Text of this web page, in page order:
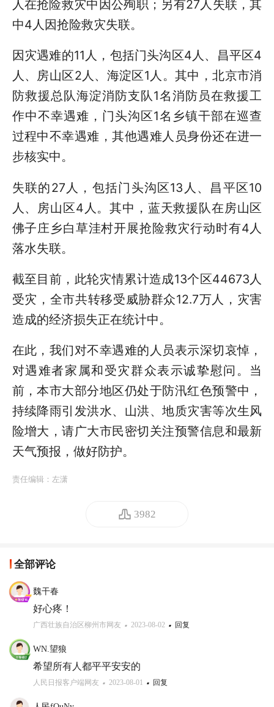
人在抢险救灾中因公殉职；另有27人失联，其
中4人因抢险救灾失联。
因灾遇难的11人，包括门头沟区4人、昌平区4
人、房山区2人、海淀区1人。其中，北京市消
防救援总队海淀消防支队1名消防员在救援工
作中不幸遇难，门头沟区1名乡镇干部在巡查
过程中不幸遇难，其他遇难人员身份还在进一
步核实中。
失联的27人，包括门头沟区13人、昌平区10
人、房山区4人。其中，蓝天救援队在房山区
佛子庄乡白草洼村开展抢险救灾行动时有4人
落水失联。
截至目前，此轮灾情累计造成13个区44673人
受灾，全市共转移受威胁群众12.7万人，灾害
造成的经济损失正在统计中。
在此，我们对不幸遇难的人员表示深切哀悼，
对遇难者家属和受灾群众表示诚挚慰问。当
前，本市大部分地区仍处于防汛红色预警中，
持续降雨引发洪水、山洪、地质灾害等次生风
险增大，请广大市民密切关注预警信息和最新
天气预报，做好防护。
责任编辑： 左潇
3982
全部评论
魏干春
好心疼！
广西壮族自治区柳州市网友 2023-08-02 回复
WN.望狼
希望所有人都平平安安的
人民日报客户端网友 2023-08-01 回复